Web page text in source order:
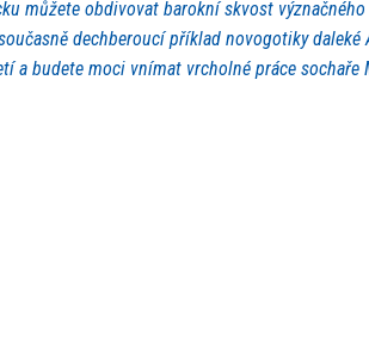
můžete obdivovat barokní skvost
dechberoucí příklad novogotiky
a budete moci vnímat vrcholné práce sochaře